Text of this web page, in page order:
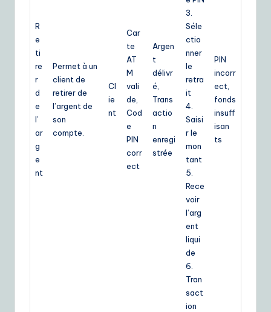
R
e
ti
re
r
d
e
l’
ar
g
e
nt
Permet à un
client de
retirer de
l’argent de
son
compte.
Cl
ie
nt
Car
te
AT
M
vali
de,
Cod
e
PIN
corr
ect
Argen
t
délivr
é,
Trans
actio
n
enregi
strée
3.
Séle
ctio
nner
le
retra
it
4.
Saisi
r le
mon
tant
5.
Rece
voir
l’arg
ent
liqui
de
6.
Tran
sact
ion
PIN
incorr
ect,
fonds
insuff
isan
ts